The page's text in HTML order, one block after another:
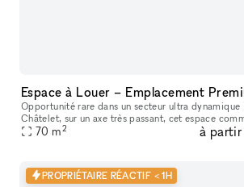
Opportunité rare dans un secteur ultra dynamique ! Situé à deux pas
Châtelet, sur un axe très passant, cet espace
bénéficie de la clientèle de RETRO, qui a fait ses
70 m2 à partir
PROPRIÉTAIRE RÉACTIF < 1H